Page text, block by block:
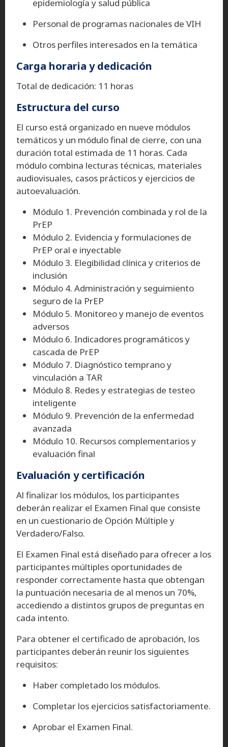
epidemiología y salud pública
Personal de programas nacionales de VIH
Otros perfiles interesados en la temática
Carga horaria y dedicación
Total de dedicación: 11 horas
Estructura del curso
El curso está organizado en nueve módulos
temáticos y un módulo final de cierre, con una
duración total estimada de 11 horas. Cada
módulo combina lecturas técnicas, materiales
audiovisuales, casos prácticos y ejercicios de
autoevaluación.
Módulo 1. Prevención combinada y rol de la
PrEP
Módulo 2. Evidencia y formulaciones de
PrEP oral e inyectable
Módulo 3. Elegibilidad clínica y criterios de
inclusión
Módulo 4. Administración y seguimiento
seguro de la PrEP
Módulo 5. Monitoreo y manejo de eventos
adversos
Módulo 6. Indicadores programáticos y
cascada de PrEP
Módulo 7. Diagnóstico temprano y
vinculación a TAR
Módulo 8. Redes y estrategias de testeo
inteligente
Módulo 9. Prevención de la enfermedad
avanzada
Módulo 10. Recursos complementarios y
evaluación final
Evaluación y certificación
Al finalizar los módulos, los participantes
deberán realizar el Examen Final que consiste
en un cuestionario de Opción Múltiple y
Verdadero/Falso.
El Examen Final está diseñado para ofrecer a los
participantes múltiples oportunidades de
responder correctamente hasta que obtengan
la puntuación necesaria de al menos un 70%,
accediendo a distintos grupos de preguntas en
cada intento.
Para obtener el certificado de aprobación, los
participantes deberán reunir los siguientes
requisitos:
Haber completado los módulos.
Completar los ejercicios satisfactoriamente.
Aprobar el Examen Final.